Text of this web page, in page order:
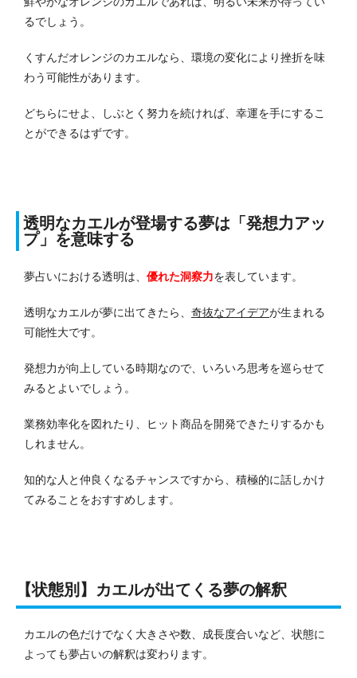
るでしょう。
くすんだオレンジのカエルなら、環境の変化により挫折を味
わう可能性があります。
どちらにせよ、しぶとく努力を続ければ、幸運を手にするこ
とができるはずです。
透明なカエルが登場する夢は「発想力アッ
プ」を意味する
夢占いにおける透明は、 優れた洞察力を表しています。
透明なカエルが夢に出てきたら、 奇抜なアイデアが生まれる
可能性大です。
発想力が向上している時期なので、いろいろ思考を巡らせて
みるとよいでしょう。
業務効率化を図れたり、ヒット商品を開発できたりするかも
しれません。
知的な人と仲良くなるチャンスですから、積極的に話しかけ
てみることをおすすめします。
【状態別】カエルが出てくる夢の解釈
カエルの色だけでなく大きさや数、成長度合いなど、状態に
よっても夢占いの解釈は変わります。